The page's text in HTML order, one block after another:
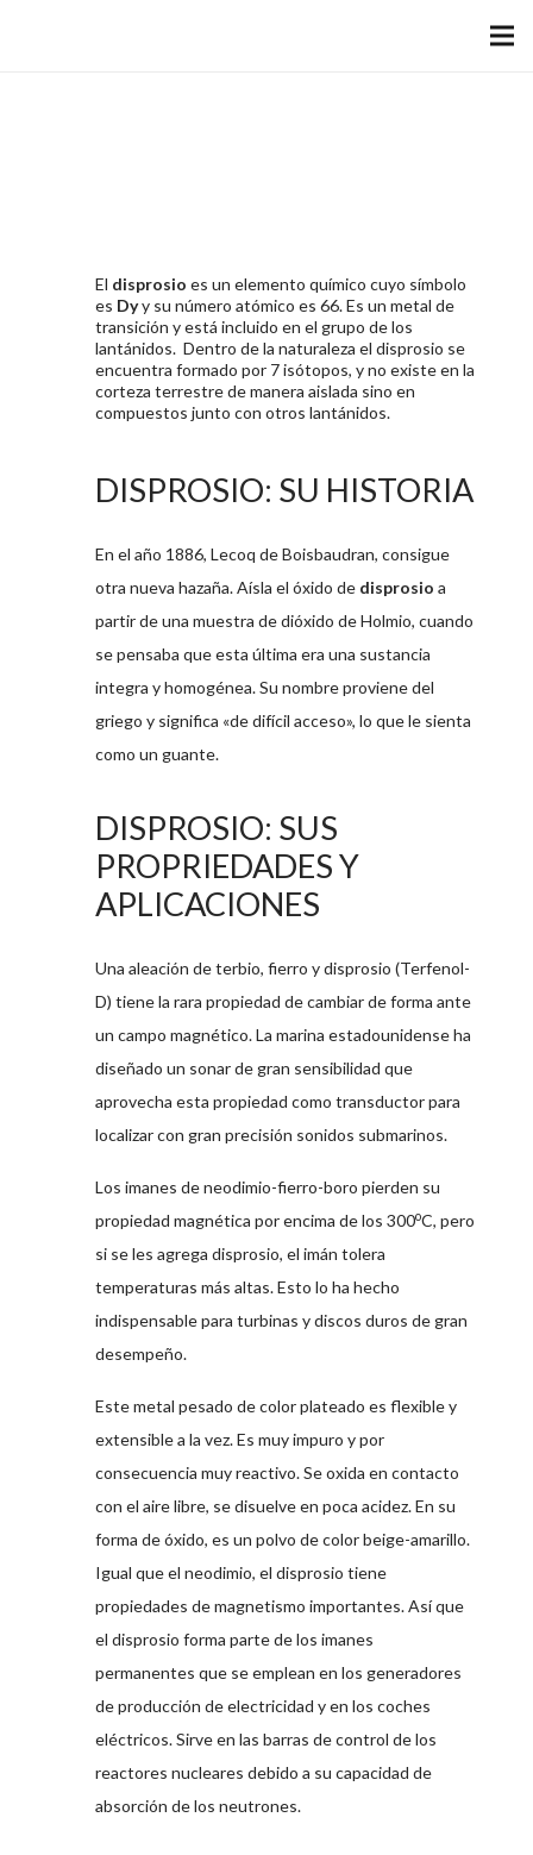
El disprosio es un elemento químico cuyo símbolo
es Dyy su número atómico es 66. Es un metal de
transición y está incluido en el grupo de los
lantánidos. Dentro de la naturaleza el disprosio se
encuentra formado por 7 isótopos, y no existe en la
corteza terrestre de manera aislada sino en
compuestos junto con otros lantánidos.
DISPROSIO: SU HISTORIA
En el año 1886, Lecoq de Boisbaudran, consigue
otra nueva hazaña. Aísla el óxido de disprosio a
partir de una muestra de dióxido de Holmio, cuando
se pensaba que esta última era una sustancia
integra y homogénea. Su nombre proviene del
griego y significa «de difícil acceso», lo que le sienta
como un guante.
DISPROSIO: SUS
PROPRIEDADES Y
APLICACIONES
Una aleación de terbio, fierro y disprosio (Terfenol-
D) tiene la rara propiedad de cambiar de forma ante
un campo magnético. La marina estadounidense ha
diseñado un sonar de gran sensibilidad que
aprovecha esta propiedad como transductor para
localizar con gran precisión sonidos submarinos.
Los imanes de neodimio-fierro-boro pierden su
propiedad magnética por encima de los 300oC, pero
si se les agrega disprosio, el imán tolera
temperaturas más altas. Esto lo ha hecho
indispensable para turbinas y discos duros de gran
desempeño.
Este metal pesado de color plateado es flexible y
extensible a la vez. Es muy impuro y por
consecuencia muy reactivo. Se oxida en contacto
con el aire libre, se disuelve en poca acidez. En su
forma de óxido, es un polvo de color beige-amarillo.
Igual que el neodimio, el disprosio tiene
propiedades de magnetismo importantes. Así que
el disprosio forma parte de los imanes
permanentes que se emplean en los generadores
de producción de electricidad y en los coches
eléctricos. Sirve en las barras de control de los
reactores nucleares debido a su capacidad de
absorción de los neutrones.